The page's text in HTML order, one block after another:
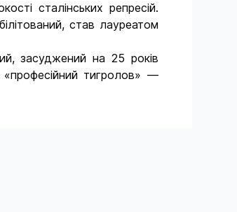
сталінських репресій.
став лауреатом
засуджений на 25 років
тигролов» —